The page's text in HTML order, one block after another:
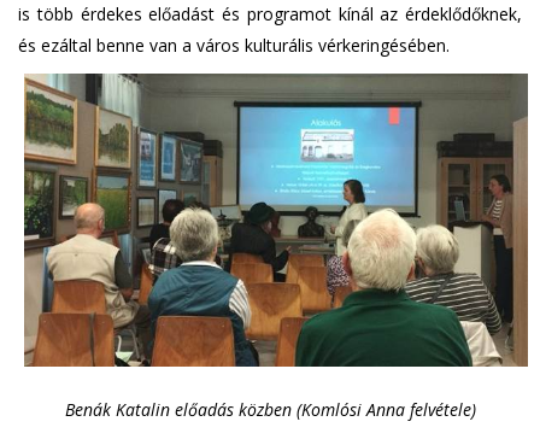
is több érdekes előadást és programot kínál az érdeklődőknek,
és ezáltal benne van a város kulturális vérkeringésében.
Benák Katalin előadás közben (Komlósi Anna felvétele)